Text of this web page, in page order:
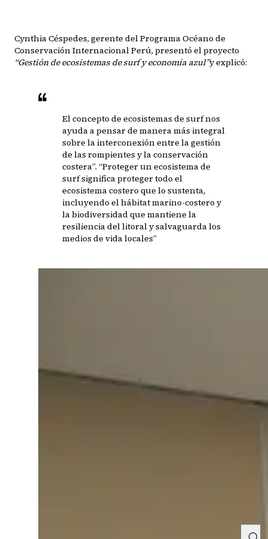
Cynthia Céspedes, gerente del Programa Océano de
Conservación Internacional Perú, presentó el proyecto
“Gestión de ecosistemas de surf y economía azul”y explicó:
El concepto de ecosistemas de surf nos
ayuda a pensar de manera más integral
sobre la interconexión entre la gestión
de las rompientes y la conservación
costera”. “Proteger un ecosistema de
surf significa proteger todo el
ecosistema costero que lo sustenta,
incluyendo el hábitat marino-costero y
la biodiversidad que mantiene la
resiliencia del litoral y salvaguarda los
medios de vida locales”